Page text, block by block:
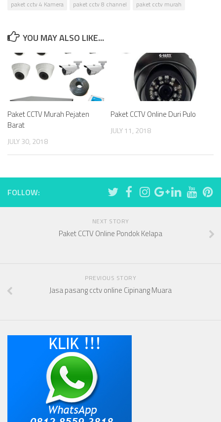
paket cctv 4 Kamera
paket cctv 8 channel paket cctv murah
YOU MAY ALSO LIKE...
Paket CCTV Murah Pejaten
Barat
JULY 30, 2018
Paket CCTV Online Duri Pulo
JULY 11, 2018
FOLLOW:
NEXT STORY
Paket CCTV Online Pondok Kelapa
PREVIOUS STORY
Jasa pasang cctv online Cipinang Muara